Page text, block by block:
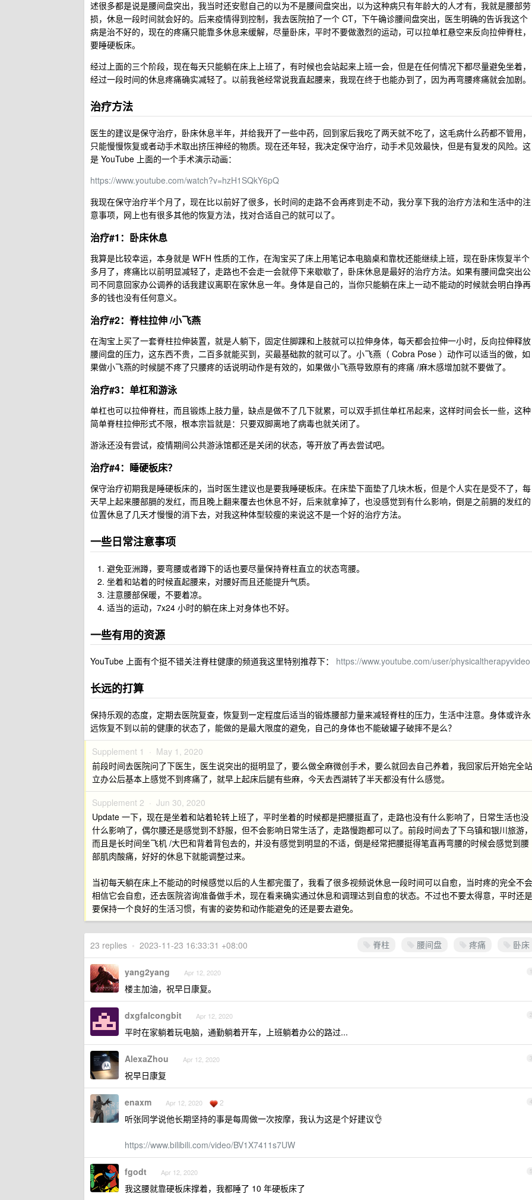
述很多都是说是腰间盘突出，我当时还安慰自己的以为不是腰间盘突出，以为这种病只有年龄大的人才有，我就是腰部劳
损，休息一段时间就会好的。后来疫情得到控制，我去医院拍了一个 CT，下午确诊腰间盘突出，医生明确的告诉我这个
病是治不好的，现在的疼痛只能靠多休息来缓解，尽量卧床，平时不要做激烈的运动，可以拉单杠悬空来反向拉伸脊柱，
要睡硬板床。
经过上面的三个阶段，现在每天只能躺在床上上班了，有时候也会站起来上班一会，但是在任何情况下都尽量避免坐着，
经过一段时间的休息疼痛确实减轻了。以前我爸经常说我直起腰来，我现在终于也能办到了，因为再弯腰疼痛就会加剧。
治疗方法
医生的建议是保守治疗，卧床休息半年，并给我开了一些中药，回到家后我吃了两天就不吃了，这毛病什么药都不管用，
只能慢慢恢复或者动手术取出挤压神经的物质。现在还年轻，我决定保守治疗，动手术见效最快，但是有复发的风险。这
是 YouTube 上面的一个手术演示动画：
https://www.youtube.com/watch?v=hzH1SQkY6pQ
我现在保守治疗半个月了，现在比以前好了很多，长时间的走路不会再疼到走不动，我分享下我的治疗方法和生活中的注
意事项，网上也有很多其他的恢复方法，找对合适自己的就可以了。
治疗#1：卧床休息
我算是比较幸运，本身就是 WFH 性质的工作，在淘宝买了床上用笔记本电脑桌和靠枕还能继续上班，现在卧床恢复半个
多月了，疼痛比以前明显减轻了，走路也不会走一会就停下来歇歇了，卧床休息是最好的治疗方法。如果有腰间盘突出公
司不同意回家办公调养的话我建议离职在家休息一年。身体是自己的，当你只能躺在床上一动不能动的时候就会明白挣再
多的钱也没有任何意义。
治疗#2：脊柱拉伸 /小飞燕
在淘宝上买了一套脊柱拉伸装置，就是人躺下，固定住脚踝和上肢就可以拉伸身体，每天都会拉伸一小时，反向拉伸释放
腰间盘的压力，这东西不贵，二百多就能买到，买最基础款的就可以了。小飞燕（ Cobra Pose ）动作可以适当的做，如
果做小飞燕的时候腿不疼了只腰疼的话说明动作是有效的，如果做小飞燕导致原有的疼痛 /麻木感增加就不要做了。
治疗#3：单杠和游泳
单杠也可以拉伸脊柱，而且锻炼上肢力量，缺点是做不了几下就累，可以双手抓住单杠吊起来，这样时间会长一些，这种
简单脊柱拉伸形式不限，根本宗旨就是：只要双脚离地了病毒也就关闭了。
游泳还没有尝试，疫情期间公共游泳馆都还是关闭的状态，等开放了再去尝试吧。
治疗#4：睡硬板床？
保守治疗初期我是睡硬板床的，当时医生建议也是要我睡硬板床。在床垫下面垫了几块木板，但是个人实在是受不了，每
天早上起来腰部膈的发红，而且晚上翻来覆去也休息不好，后来就拿掉了，也没感觉到有什么影响，倒是之前膈的发红的
位置休息了几天才慢慢的消下去，对我这种体型较瘦的来说这不是一个好的治疗方法。
一些日常注意事项
避免亚洲蹲，要弯腰或者蹲下的话也要尽量保持脊柱直立的状态弯腰。
坐着和站着的时候直起腰来，对腰好而且还能提升气质。
注意腰部保暖，不要着凉。
适当的运动，7x24 小时的躺在床上对身体也不好。
一些有用的资源
YouTube 上面有个挺不错关注脊柱健康的频道我这里特别推荐下： https://www.youtube.com/user/physicaltherapyvideo
长远的打算
保持乐观的态度，定期去医院复查，恢复到一定程度后适当的锻炼腰部力量来减轻脊柱的压力，生活中注意。身体或许永
远恢复不到以前的健康的状态了，能做的是最大限度的避免，自己的身体也不能破罐子破摔不是么？
Supplement 1 · May 1, 2020
前段时间去医院问了下医生，医生说突出的挺明显了，要么做全麻微创手术，要么就回去自己养着，我回家后开始完全站
立办公后基本上感觉不到疼痛了，就早上起床后腿有些麻，今天去西湖转了半天都没有什么感觉。
Supplement 2 · Jun 30, 2020
Update 一下，现在是坐着和站着轮转上班了，平时坐着的时候都是把腰挺直了，走路也没有什么影响了，日常生活也没
什么影响了，偶尔腰还是感觉到不舒服，但不会影响日常生活了，走路慢跑都可以了。前段时间去了下乌镇和银川旅游，
而且是长时间坐飞机 /大巴和背着背包去的，并没有感觉到明显的不适，倒是经常把腰挺得笔直再弯腰的时候会感觉到腰
部肌肉酸痛，好好的休息下就能调整过来。
当初每天躺在床上不能动的时候感觉以后的人生都完蛋了，我看了很多视频说休息一段时间可以自愈，当时疼的完全不会
相信它会自愈，还去医院咨询准备做手术，现在看来确实通过休息和调理达到自愈的状态。不过也不要太得意，平时还是
要保持一个良好的生活习惯，有害的姿势和动作能避免的还是要去避免。
脊柱 腰间盘 疼痛 卧床
23 replies • 2023-11-23 16:33:31 +08:00
1
yang2yang Apr 12, 2020
楼主加油，祝早日康复。
2
dxgfalcongbit Apr 12, 2020
平时在家躺着玩电脑，通勤躺着开车，上班躺着办公的路过...
3
AlexaZhou Apr 12, 2020
祝早日康复
4
enaxm Apr 12, 2020 2
听张同学说他长期坚持的事是每周做一次按摩，我认为这是个好建议👌
https://www.bilibili.com/video/BV1X7411s7UW
5
fgodt Apr 12, 2020
我这腰就靠硬板床撑着，我都睡了 10 年硬板床了